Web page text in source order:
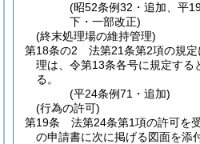
(昭52条例32・追加、平
下・一部改正)
(終末処理場の維持管理)
第18条の2
法第21条第2項の規
理は、令第13条各号に規定する
る。
(平24条例71・追加)
(行為の許可)
第19条
法第24条第1項の許可を
の申請書に次に掲げる図面を添